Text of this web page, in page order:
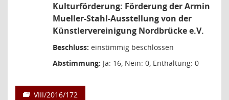
Kulturförderung: Förderung der Armin
Mueller-Stahl-Ausstellung von der
Künstlervereinigung Nordbrücke e.V.
Beschluss: einstimmig beschlossen
Abstimmung: Ja: 16, Nein: 0, Enthaltung: 0
VIII/2016/172